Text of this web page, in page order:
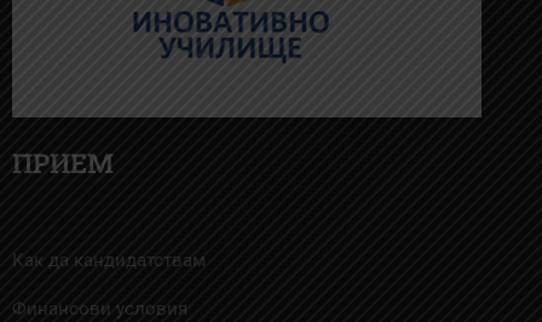
ПРИЕМ
Как да кандидатствам
Финансови условия